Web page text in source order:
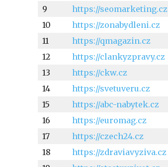
9
https://seomarketing.cz
10
https://zonabydleni.cz
11
https://qmagazin.cz
12
https://clankyzpravy.cz
13
https://ckw.cz
14
https://svetuveru.cz
15
https://abc-nabytek.cz
16
https://euromag.cz
17
https://czech24.cz
18
https://zdraviavyziva.cz